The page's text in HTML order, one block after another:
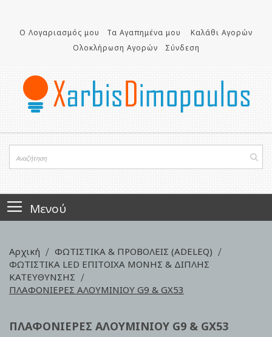
περιεχόμενο
Ο Λογαριασμός μου Τα Αγαπημένα μου
Καλάθι Αγορών
Ολοκλήρωση Αγορών
Σύνδεση
Μενού
Αρχική
ΦΩΤΙΣΤΙΚΑ & ΠΡΟΒΟΛΕΙΣ (ADELEQ)
ΦΩΤΙΣΤΙΚA LED ΕΠΙΤΟΙΧΑ ΜΟΝΗΣ & ΔΙΠΛΗΣ
ΚΑΤΕΥΘΥΝΣΗΣ
ΠΛΑΦΟΝΙΕΡΕΣ ΑΛΟΥΜΙΝΙΟΥ G9 & GX53
ΠΛΑΦΟΝΙΕΡΕΣ ΑΛΟΥΜΙΝΙΟΥ G9 & GX53